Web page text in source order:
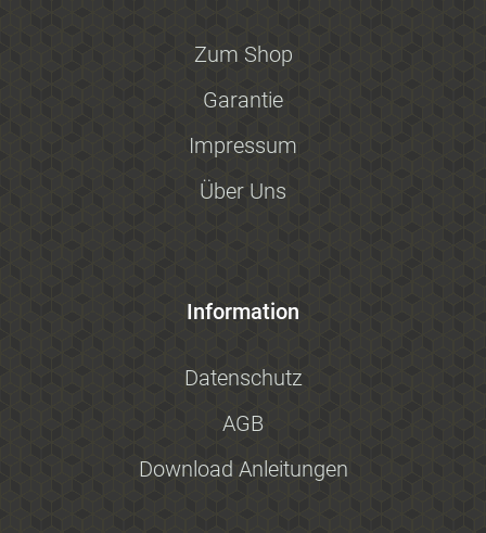
Zum Shop
Garantie
Impressum
Über Uns
Information
Datenschutz
AGB
Download Anleitungen